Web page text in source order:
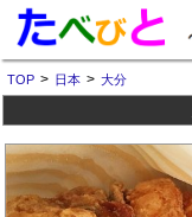
TOP > 日本 > 大分